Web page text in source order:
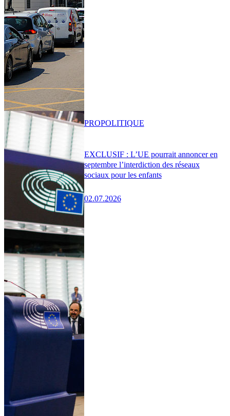
EXCLUSIF : L’UE pourrait annoncer en
septembre l’interdiction des réseaux
sociaux pour les enfants
02.07.2026
PROPOLITIQUE